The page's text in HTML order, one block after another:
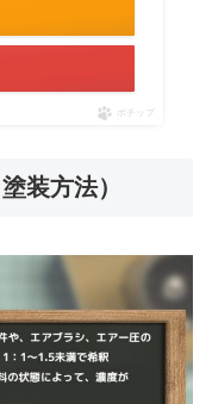
ポチップ
装方法）